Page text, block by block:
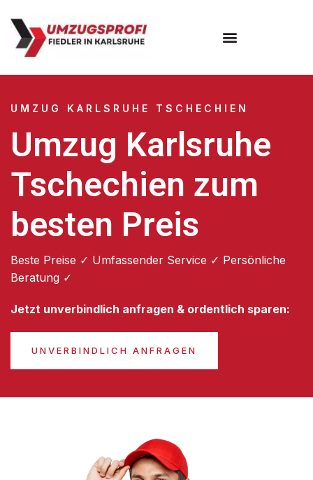
UMZUG KARLSRUHE TSCHECHIEN
Umzug Karlsruhe
Tschechien zum
besten Preis
Beste Preise ✓ Umfassender Service ✓ Persönliche
Beratung ✓
Jetzt unverbindlich anfragen & ordentlich sparen:
UNVERBINDLICH ANFRAGEN